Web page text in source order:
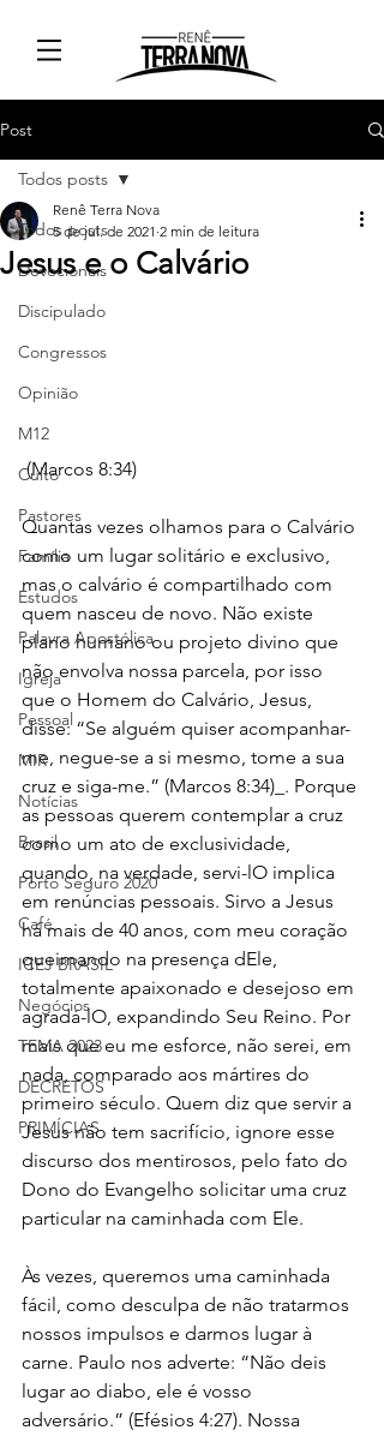
Post
Todos posts
Devocionais
Discipulado
Congressos
Opinião
M12
Culto
Pastores
Família
Estudos
Palavra Apostólica
Igreja
Pessoal
MIR
Notícias
Brasil
Porto Seguro 2020
Café
ICEJ BRASIL
Negócios
TEMA 2023
DECRETOS
PRIMÍCIAS
Todos posts
Jesus e o Calvário
Renê Terra Nova
5 de jul. de 2021 2 min de leitura
(Marcos 8:34)
Quantas vezes olhamos para o Calvário
como um lugar solitário e exclusivo,
mas o calvário é compartilhado com
quem nasceu de novo. Não existe
plano humano ou projeto divino que
não envolva nossa parcela, por isso
que o Homem do Calvário, Jesus,
disse: “Se alguém quiser acompanhar-
me, negue-se a si mesmo, tome a sua
cruz e siga-me.” (Marcos 8:34)_. Porque
as pessoas querem contemplar a cruz
como um ato de exclusividade,
quando, na verdade, servi-lO implica
em renúncias pessoais. Sirvo a Jesus
há mais de 40 anos, com meu coração
queimando na presença dEle,
totalmente apaixonado e desejoso em
agradá-lO, expandindo Seu Reino. Por
mais que eu me esforce, não serei, em
nada, comparado aos mártires do
primeiro século. Quem diz que servir a
Jesus não tem sacrifício, ignore esse
discurso dos mentirosos, pelo fato do
Dono do Evangelho solicitar uma cruz
particular na caminhada com Ele.
Às vezes, queremos uma caminhada
fácil, como desculpa de não tratarmos
nossos impulsos e darmos lugar à
carne. Paulo nos adverte: “Não deis
lugar ao diabo, ele é vosso
adversário.” (Efésios 4:27). Nossa